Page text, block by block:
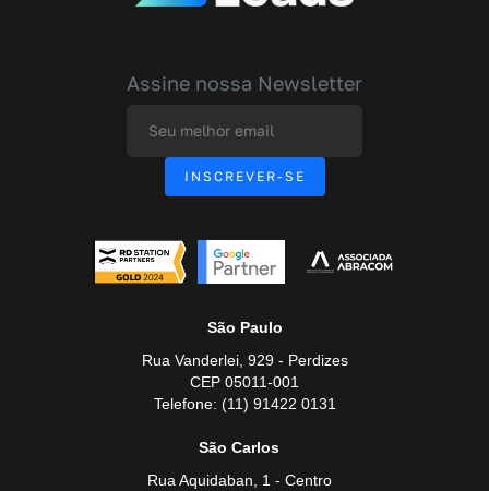
Assine nossa Newsletter
São Paulo
Rua Vanderlei, 929 - Perdizes
CEP 05011-001
Telefone: (11) 91422 0131
São Carlos
Rua Aquidaban, 1 - Centro